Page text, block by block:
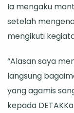
Ia mengaku
setelah
mengikuti
“Alasan saya
langsung
yang agamis
kepada